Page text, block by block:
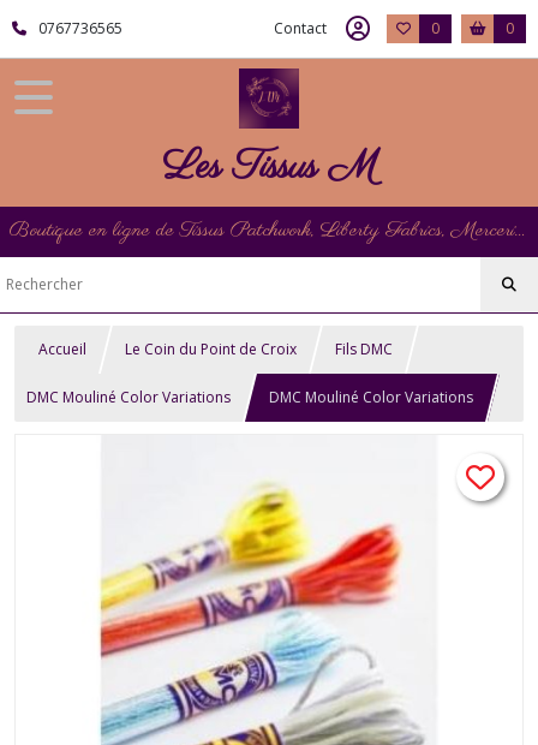
0767736565 Contact 0 0
Les Tissus M
Boutique en ligne de Tissus Patchwork, Liberty Fabrics, Mercerie et Matériel de Point de Croix
Accueil Le Coin du Point de Croix Fils DMC
DMC Mouliné Color Variations DMC Mouliné Color Variations